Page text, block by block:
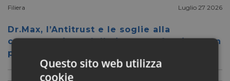
Filiera Luglio 27 2026
Dr.Max, l’Antitrust e le soglie alla
concentrazione delle insegne: facciamo un
po’ di chiarezza
Questo sito web utilizza
cookie